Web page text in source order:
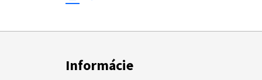
Informácie